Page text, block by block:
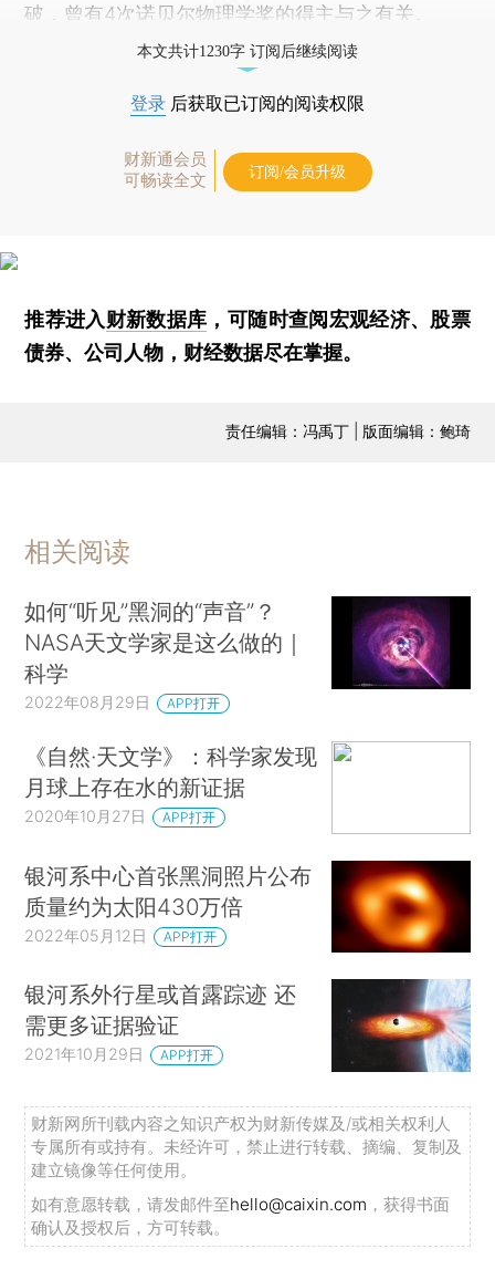
破，曾有4次诺贝尔物理学奖的得主与之有关。
本文共计1230字 订阅后继续阅读
登录 后获取已订阅的阅读权限
财新通会员
可畅读全文
订阅/会员升级
推荐进入财新数据库 ，可随时查阅宏观经济、股票
债券、公司人物，财经数据尽在掌握。
责任编辑：冯禹丁 | 版面编辑：鲍琦
相关阅读
如何“听见”黑洞的“声音”？
NASA天文学家是这么做的｜
科学
2022年08月29日 APP打开
《自然·天文学》：科学家发现
月球上存在水的新证据
2020年10月27日 APP打开
银河系中心首张黑洞照片公布
质量约为太阳430万倍
2022年05月12日 APP打开
银河系外行星或首露踪迹 还
需更多证据验证
2021年10月29日 APP打开
财新网所刊载内容之知识产权为财新传媒及/或相关权利人
专属所有或持有。未经许可，禁止进行转载、摘编、复制及
建立镜像等任何使用。
如有意愿转载，请发邮件至hello@caixin.com ，获得书面
确认及授权后，方可转载。